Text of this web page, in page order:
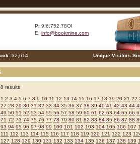
P: 9I6.752.78OI
E: info@bookmine.com
32,614 Unique Visitors
results
1 2 3 4 5 6 7 8 9 10 11 12 13 14 15 16 17 18 19 20 21 22
27 28 29 30 31 32 33 34 35 36 37 38 39 40 41 42 43 44
49 50 51 52 53 54 55 56 57 58 59 60 61 62 63 64 65 66
71 72 73 74 75 76 77 78 79 80 81 82 83 84 85 86 87 88
93 94 95 96 97 98 99 100 101 102 103 104 105 106 107
111 112 113 114 115 116 117 118 119 120 121 122 123
127 128 129 130 131 132 133 134 135 136 137 138 139